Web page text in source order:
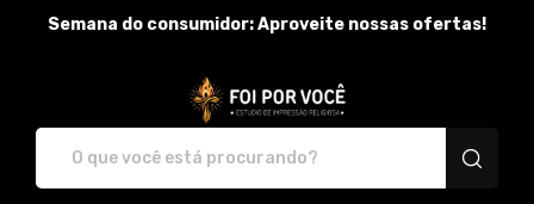
Semana do consumidor: Aproveite nossas ofertas!